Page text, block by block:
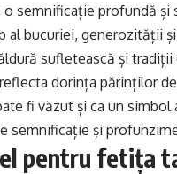
semnificație profundă și
al bucuriei, generozității
sufletească și
dorința părinților
fi văzut și ca un simbol
semnificație și
pentru fetița